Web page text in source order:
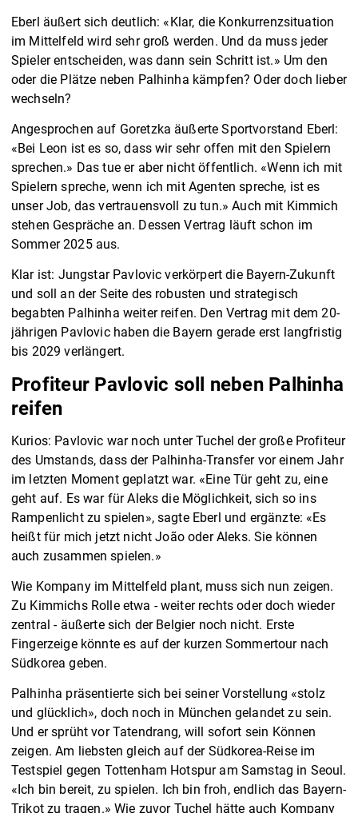
Eberl äußert sich deutlich: «Klar, die Konkurrenzsituation
im Mittelfeld wird sehr groß werden. Und da muss jeder
Spieler entscheiden, was dann sein Schritt ist.» Um den
oder die Plätze neben Palhinha kämpfen? Oder doch lieber
wechseln?
Angesprochen auf Goretzka äußerte Sportvorstand Eberl:
«Bei Leon ist es so, dass wir sehr offen mit den Spielern
sprechen.» Das tue er aber nicht öffentlich. «Wenn ich mit
Spielern spreche, wenn ich mit Agenten spreche, ist es
unser Job, das vertrauensvoll zu tun.» Auch mit Kimmich
stehen Gespräche an. Dessen Vertrag läuft schon im
Sommer 2025 aus.
Klar ist: Jungstar Pavlovic verkörpert die Bayern-Zukunft
und soll an der Seite des robusten und strategisch
begabten Palhinha weiter reifen. Den Vertrag mit dem 20-
jährigen Pavlovic haben die Bayern gerade erst langfristig
bis 2029 verlängert.
Profiteur Pavlovic soll neben Palhinha
reifen
Kurios: Pavlovic war noch unter Tuchel der große Profiteur
des Umstands, dass der Palhinha-Transfer vor einem Jahr
im letzten Moment geplatzt war. «Eine Tür geht zu, eine
geht auf. Es war für Aleks die Möglichkeit, sich so ins
Rampenlicht zu spielen», sagte Eberl und ergänzte: «Es
heißt für mich jetzt nicht João oder Aleks. Sie können
auch zusammen spielen.»
Wie Kompany im Mittelfeld plant, muss sich nun zeigen.
Zu Kimmichs Rolle etwa - weiter rechts oder doch wieder
zentral - äußerte sich der Belgier noch nicht. Erste
Fingerzeige könnte es auf der kurzen Sommertour nach
Südkorea geben.
Palhinha präsentierte sich bei seiner Vorstellung «stolz
und glücklich», doch noch in München gelandet zu sein.
Und er sprüht vor Tatendrang, will sofort sein Können
zeigen. Am liebsten gleich auf der Südkorea-Reise im
Testspiel gegen Tottenham Hotspur am Samstag in Seoul.
«Ich bin bereit, zu spielen. Ich bin froh, endlich das Bayern-
Trikot zu tragen.» Wie zuvor Tuchel hätte auch Kompany